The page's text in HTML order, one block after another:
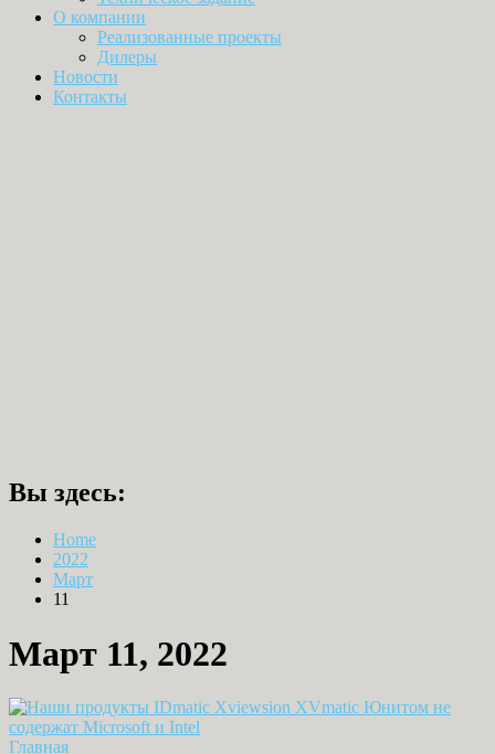
О компании
Реализованные проекты
Дилеры
Новости
Контакты
Вы здесь:
Home
2022
Март
11
Март 11, 2022
Главная